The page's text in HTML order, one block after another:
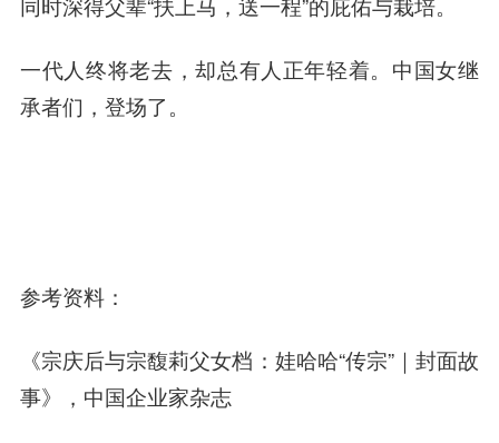
一代人终将老去，却总有人正年轻着。中国女继
承者们，登场了。
参考资料：
《宗庆后与宗馥莉父女档：娃哈哈“传宗”｜封面故
事》，中国企业家杂志